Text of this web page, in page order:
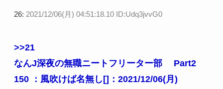
26: 2021/12/06(月) 04:51:18.10 ID:Udq3jvvG0
>>21
なんJ深夜の無職ニートフリーター部 Part2
150 ：風吹けば名無し[]：2021/12/06(月)